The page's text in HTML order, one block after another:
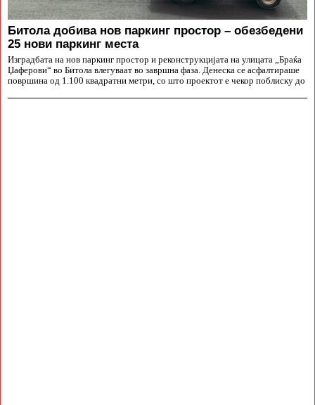
Битола добива нов паркинг простор – обезбедени
25 нови паркинг места
Изградбата на нов паркинг простор и реконструкцијата на улицата „Браќа
Џаферови“ во Битола влегуваат во завршна фаза. Денеска се асфалтираше
површина од 1.100 квадратни метри, со што проектот е чекор поблиску до